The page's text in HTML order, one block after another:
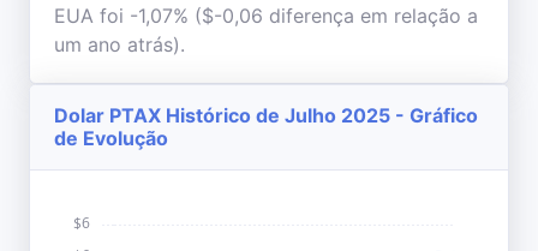
EUA foi -1,07% ($-0,06 diferença em relação a
um ano atrás).
Dolar PTAX Histórico de Julho 2025 - Gráfico
de Evolução